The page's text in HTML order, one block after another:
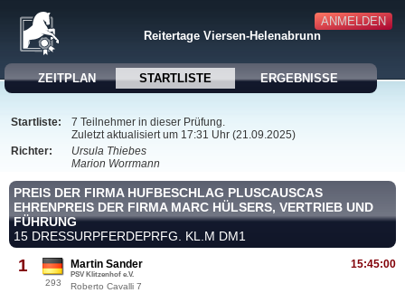
ANMELDEN
Reitertage Viersen-Helenabrunn
ZEITPLAN STARTLISTE ERGEBNISSE
Startliste:
7 Teilnehmer in dieser Prüfung.
Zuletzt aktualisiert um 17:31 Uhr (21.09.2025)
Richter:
Ursula Thiebes
Marion Worrmann
PREIS DER FIRMA HUFBESCHLAG PLUSCAUSCAS
EHRENPREIS DER FIRMA MARC HÜLSERS, VERTRIEB UND
FÜHRUNG
15 DRESSURPFERDEPRFG. KL.M DM1
1
293
15:45:00
Martin Sander
PSV Klitzenhof e.V.
Roberto Cavalli 7